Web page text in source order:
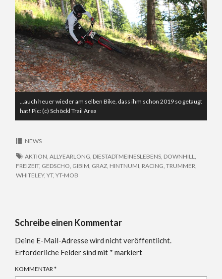
…auch heuer wieder am selben Bike, dass ihm schon 2019 so getaugt
hat! Pic: (c) Schöckl Trail Area
NEWS
AKTION, ALLYEARLONG, DIESTADTMEINESLEBENS, DOWNHILL,
FREIZEIT, GEDSCHO, GIBIM, GRAZ, HINTNUMI, RACING, TRUMMER,
WHITELEY, YT, YT-MOB
Schreibe einen Kommentar
Deine E-Mail-Adresse wird nicht veröffentlicht.
Erforderliche Felder sind mit * markiert
KOMMENTAR*